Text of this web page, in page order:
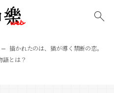
描かれたのは、猫が導く禁断の恋。
語とは？